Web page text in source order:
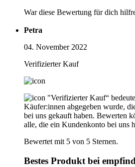
War diese Bewertung für dich
Petra
04. November 2022
Verifizierter Kauf
"Verifizierter Kauf“
Käufer:innen abgegeben wurde,
bei uns gekauft haben. Bewerten
alle, die ein Kundenkonto bei uns
Bewertet mit 5 von 5 Sternen.
Bestes Produkt bei